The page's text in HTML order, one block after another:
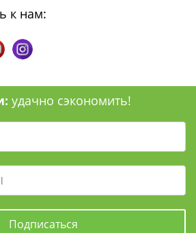
к нам:
удачно сэкономить!
Подписаться